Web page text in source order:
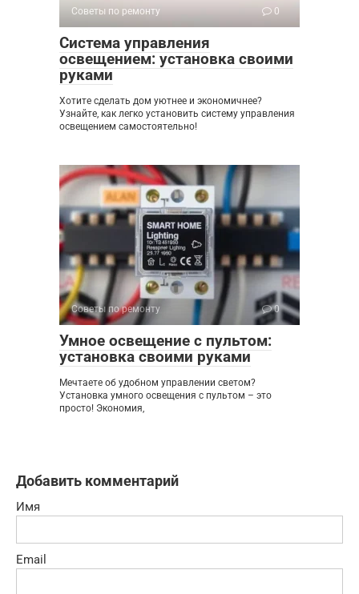
Советы по ремонту 0
Система управления
освещением: установка своими
руками
Хотите сделать дом уютнее и экономичнее?
Узнайте, как легко установить систему управления
освещением самостоятельно!
Советы по ремонту 0
Умное освещение с пультом:
установка своими руками
Мечтаете об удобном управлении светом?
Установка умного освещения с пультом – это
просто! Экономия,
Добавить комментарий
Имя
Email